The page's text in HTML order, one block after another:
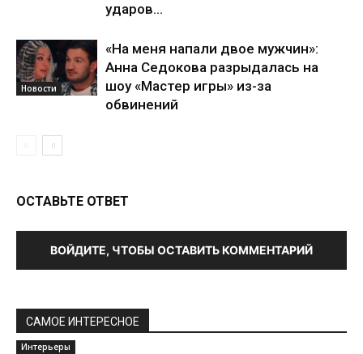
ударов...
Новости
«На меня напали двое мужчин»:
Анна Седокова разрыдалась на
шоу «Мастер игры» из-за
обвинений
ОСТАВЬТЕ ОТВЕТ
ВОЙДИТЕ, ЧТОБЫ ОСТАВИТЬ КОММЕНТАРИЙ
САМОЕ ИНТЕРЕСНОЕ
Интерьеры